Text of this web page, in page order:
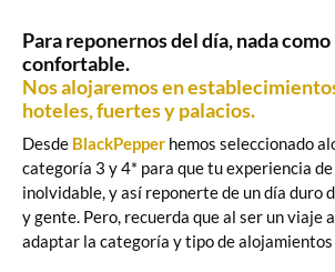
Para reponernos del día, nada
confortable.
Nos alojaremos en
hoteles, fuertes y palacios.
Desde BlackPepper hemos seleccionado
categoría 3 y 4* para que tu experiencia
inolvidable, y así reponerte de un día duro
y gente. Pero, recuerda que al ser un viaje
adaptar la categoría y tipo de alojamientos